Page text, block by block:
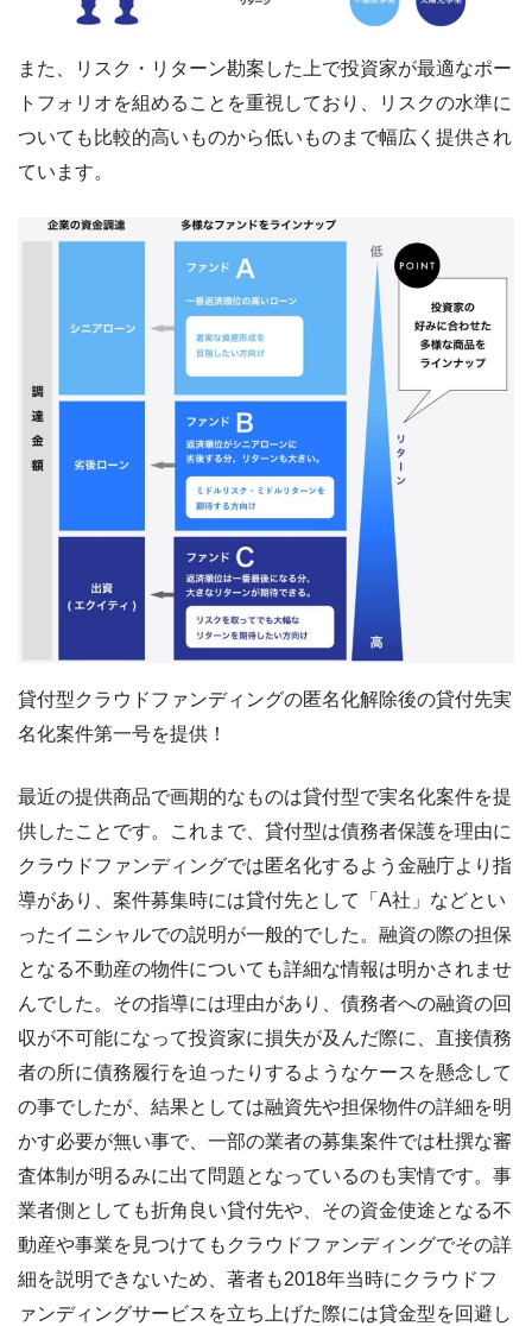
また、リスク・リターン勘案した上で投資家が最適なポー
トフォリオを組めることを重視しており、リスクの水準に
ついても比較的高いものから低いものまで幅広く提供され
ています。
貸付型クラウドファンディングの匿名化解除後の貸付先実
名化案件第一号を提供！
最近の提供商品で画期的なものは貸付型で実名化案件を提
供したことです。これまで、貸付型は債務者保護を理由に
クラウドファンディングでは匿名化するよう金融庁より指
導があり、案件募集時には貸付先として「A社」などとい
ったイニシャルでの説明が一般的でした。融資の際の担保
となる不動産の物件についても詳細な情報は明かされませ
んでした。その指導には理由があり、債務者への融資の回
収が不可能になって投資家に損失が及んだ際に、直接債務
者の所に債務履行を迫ったりするようなケースを懸念して
の事でしたが、結果としては融資先や担保物件の詳細を明
かす必要が無い事で、一部の業者の募集案件では杜撰な審
査体制が明るみに出て問題となっているのも実情です。事
業者側としても折角良い貸付先や、その資金使途となる不
動産や事業を見つけてもクラウドファンディングでその詳
細を説明できないため、著者も2018年当時にクラウドフ
ァンディングサービスを立ち上げた際には貸金型を回避し